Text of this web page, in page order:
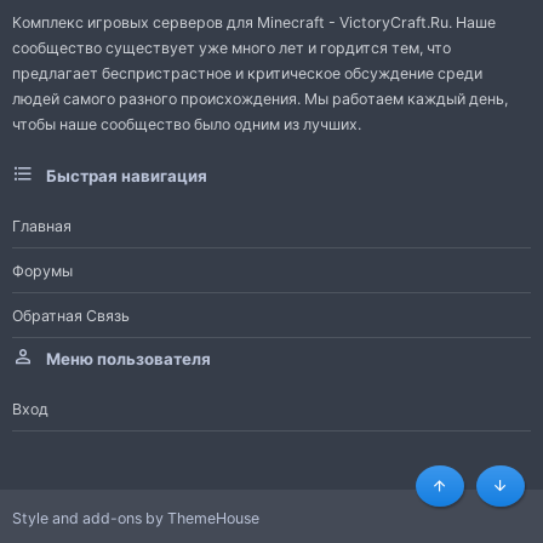
Комплекс игровых серверов для Minecraft - VictoryCraft.Ru. Наше
сообщество существует уже много лет и гордится тем, что
предлагает беспристрастное и критическое обсуждение среди
людей самого разного происхождения. Мы работаем каждый день,
чтобы наше сообщество было одним из лучших.
Быстрая навигация
Главная
Форумы
Обратная Связь
Меню пользователя
Вход
Style and add-ons by ThemeHouse
Сверху Снизу